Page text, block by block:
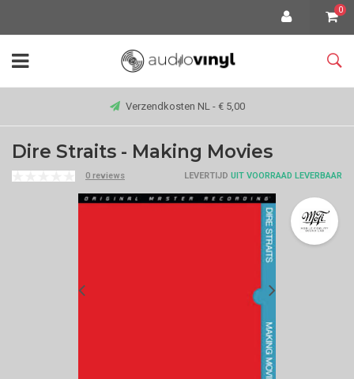
0
Verzendkosten NL - € 5,00
Dire Straits - Making Movies
0 reviews LEVERTIJD UIT VOORRAAD LEVERBAAR